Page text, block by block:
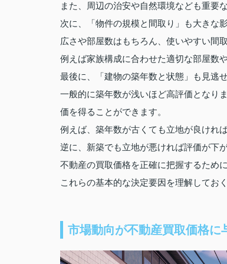
また、周辺の治安や自然環境なども重要
次に、「物件の規模と間取り」も大きな
広さや部屋数はもちろん、使いやすい間
例えば家族構成に合わせた適切な部屋数
最後に、「建物の築年数と状態」も見逃せ
一般的に築年数が浅いほど高評価となり
価を得ることができます。
例えば、築年数が古くても立地が良けれ
逆に、新築でも立地が悪ければ評価が下
不動産の買取価格を正確に把握するため
これらの基本的な決定要因を理解してお
市場動向が不動産買取価格に